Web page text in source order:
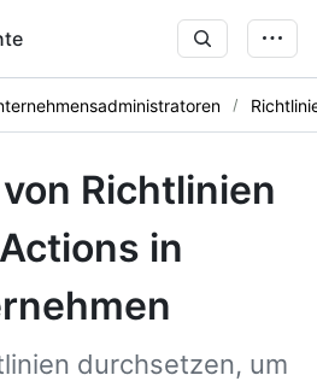
Richtlinien
in
durchsetzen, um